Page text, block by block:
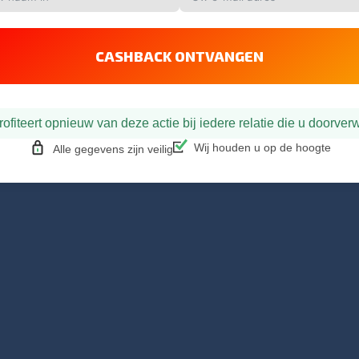
CASHBACK ONTVANGEN
opnieuw van deze actie bij iedere relatie die u
Alle gegevens zijn veilig Wij houden u op de hoogte